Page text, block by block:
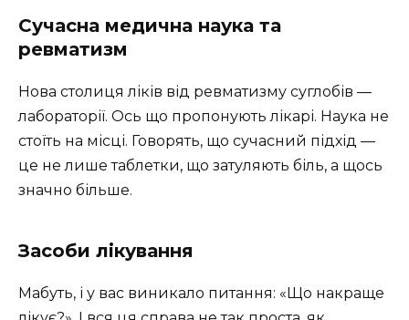
Сучасна медична наука та
ревматизм
Нова столиця ліків від ревматизму суглобів —
лабораторії. Ось що пропонують лікарі. Наука не
стоїть на місці. Говорять, що сучасний підхід —
це не лише таблетки, що затуляють біль, а щось
значно більше.
Засоби лікування
Мабуть, і у вас виникало питання: «Що накраще